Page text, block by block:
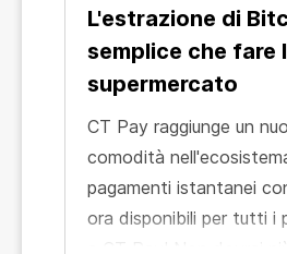
L'estrazione di
semplice che fare
supermercato
CT Pay raggiunge un
comodità
pagamenti istantanei
ora disponibili per tutti i